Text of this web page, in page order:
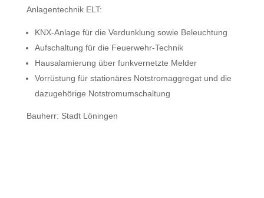
Anlagentechnik ELT:
KNX-Anlage für die Verdunklung sowie Beleuchtung
Aufschaltung für die Feuerwehr-Technik
Hausalamierung über funkvernetzte Melder
Vorrüstung für stationäres Notstromaggregat und die
dazugehörige Notstromumschaltung
Bauherr: Stadt Löningen